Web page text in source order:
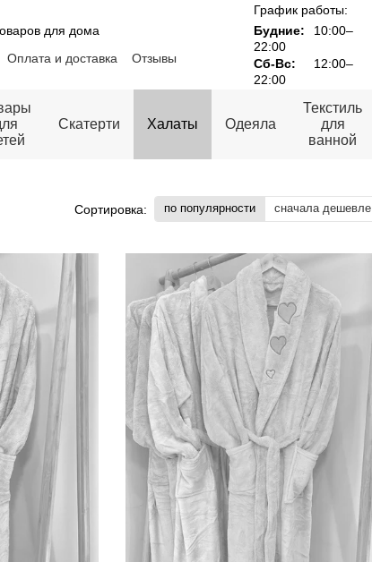
для дома
Оплата и доставка
Отзывы
График работы:
Будние:
10:00–
22:00
Сб-Вс:
12:00–
22:00
Скатерти Халаты Одеяла
Текстиль
для
ванной
Сортировка: по популярности сначала дешевле